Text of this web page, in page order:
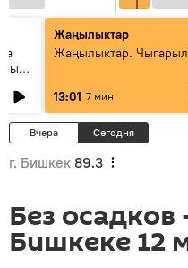
Жаңылыктар
Жаңылыктар.
13:01 7 мин
Вчера Сегодня
г. Бишкек 89.3
Без
Бишкеке 12